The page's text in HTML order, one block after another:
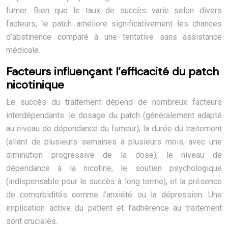
fumer. Bien que le taux de succès varie selon divers
facteurs, le patch améliore significativement les chances
d’abstinence comparé à une tentative sans assistance
médicale.
Facteurs influençant l’efficacité du patch
nicotinique
Le succès du traitement dépend de nombreux facteurs
interdépendants: le dosage du patch (généralement adapté
au niveau de dépendance du fumeur), la durée du traitement
(allant de plusieurs semaines à plusieurs mois, avec une
diminution progressive de la dose), le niveau de
dépendance à la nicotine, le soutien psychologique
(indispensable pour le succès à long terme), et la présence
de comorbidités comme l’anxiété ou la dépression. Une
implication active du patient et l’adhérence au traitement
sont cruciales.